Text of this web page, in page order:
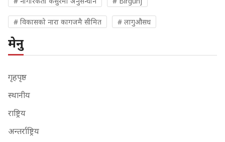
# विकासको नारा कागजमै सीमित # लागुऔसध
मेनु
गृहपृष्ठ
स्थानीय
राष्ट्रिय
अन्तर्राष्ट्रिय